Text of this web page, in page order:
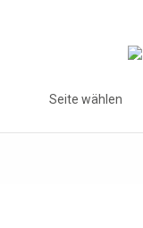
Seite wählen